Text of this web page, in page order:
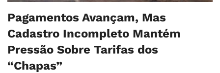
Pagamentos Avançam, Mas
Cadastro Incompleto Mantém
Pressão Sobre Tarifas dos
“Chapas”